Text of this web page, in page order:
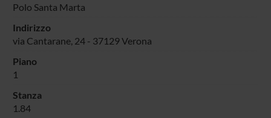
Polo Santa Marta
Indirizzo
via Cantarane, 24 - 37129 Verona
Piano
1
Stanza
1.84